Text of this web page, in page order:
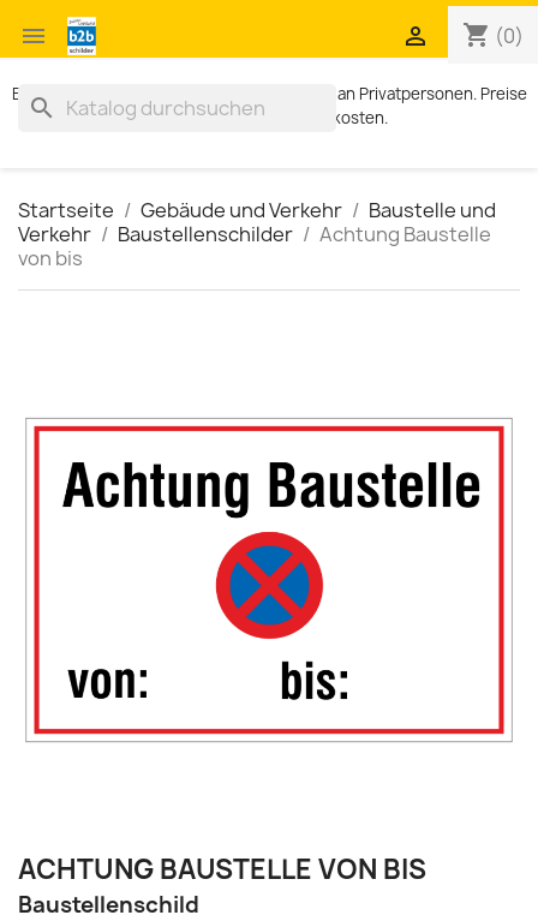
 shopping_cart (0)

Exklusiv für Geschäftskunden. Kein Verkauf an Privatpersonen. Preise
zzgl. MWST und Versandkosten.
search
Startseite Gebäude und Verkehr
Baustelle und
Verkehr
Baustellenschilder
Achtung Baustelle
von bis
ACHTUNG BAUSTELLE VON BIS
Baustellenschild